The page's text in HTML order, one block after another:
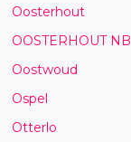
Oosterhout
OOSTERHOUT NB
Oostwoud
Ospel
Otterlo